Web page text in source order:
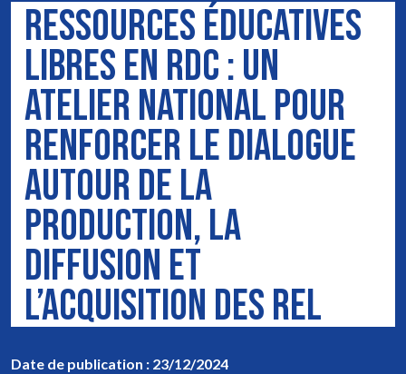
RESSOURCES ÉDUCATIVES
LIBRES EN RDC : UN
ATELIER NATIONAL POUR
RENFORCER LE DIALOGUE
AUTOUR DE LA
PRODUCTION, LA
DIFFUSION ET
L’ACQUISITION DES REL
Date de publication : 23/12/2024